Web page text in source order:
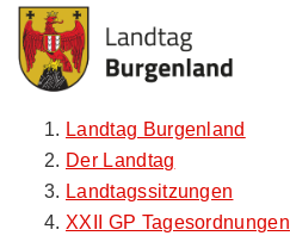
Zum Inhalt
Zum Menü
Zur Suche
Landtag Burgenland
Der Landtag
Landtagssitzungen
XXII GP Tagesordnungen